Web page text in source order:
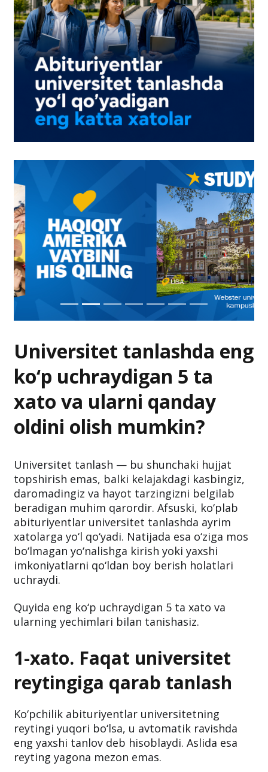
Universitet tanlashda eng
ko‘p uchraydigan 5 ta
xato va ularni qanday
oldini olish mumkin?
Universitet tanlash — bu shunchaki hujjat
topshirish emas, balki kelajakdagi kasbingiz,
daromadingiz va hayot tarzingizni belgilab
beradigan muhim qarordir. Afsuski, ko‘plab
abituriyentlar universitet tanlashda ayrim
xatolarga yo‘l qo‘yadi. Natijada esa o‘ziga mos
bo‘lmagan yo‘nalishga kirish yoki yaxshi
imkoniyatlarni qo‘ldan boy berish holatlari
uchraydi.
Quyida eng ko‘p uchraydigan 5 ta xato va
ularning yechimlari bilan tanishasiz.
1-xato. Faqat universitet
reytingiga qarab tanlash
Ko‘pchilik abituriyentlar universitetning
reytingi yuqori bo‘lsa, u avtomatik ravishda
eng yaxshi tanlov deb hisoblaydi. Aslida esa
reyting yagona mezon emas.